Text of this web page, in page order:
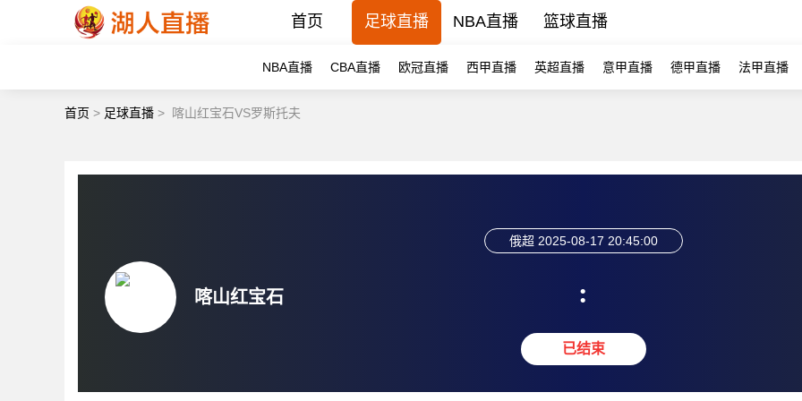
首页 足球直播 NBA直播 篮球直播
NBA直播 CBA直播 欧冠直播 西甲直播 英超直播 意甲直播 德甲直播 法甲直播
首页 > 足球直播 > 喀山红宝石VS罗斯托夫
喀山红宝石
俄超 2025-08-17 20:45:00
:
已结束